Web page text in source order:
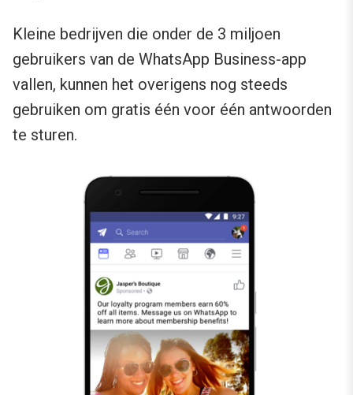
Kleine bedrijven die onder de 3 miljoen
gebruikers van de WhatsApp Business-app
vallen, kunnen het overigens nog steeds
gebruiken om gratis één voor één antwoorden
te sturen.